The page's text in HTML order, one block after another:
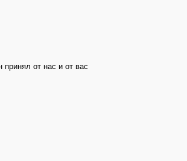
от нас и от вас